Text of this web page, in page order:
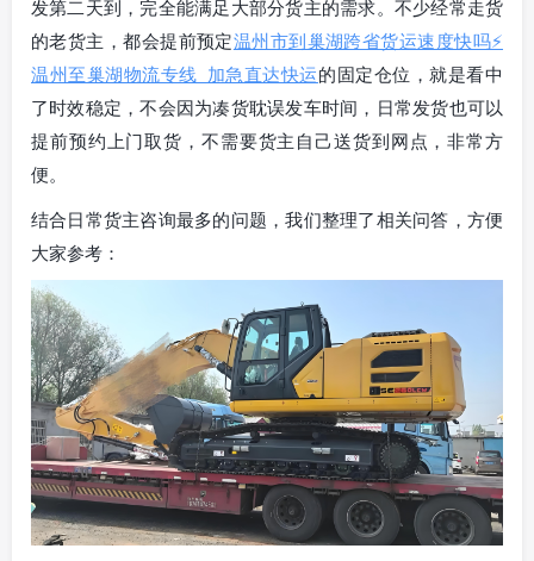
发第二天到，完全能满足大部分货主的需求。不少经常走货
的老货主，都会提前预定温州市到巢湖跨省货运速度快吗⚡
温州至巢湖物流专线_加急直达快运的固定仓位，就是看中
了时效稳定，不会因为凑货耽误发车时间，日常发货也可以
提前预约上门取货，不需要货主自己送货到网点，非常方
便。
结合日常货主咨询最多的问题，我们整理了相关问答，方便
大家参考：